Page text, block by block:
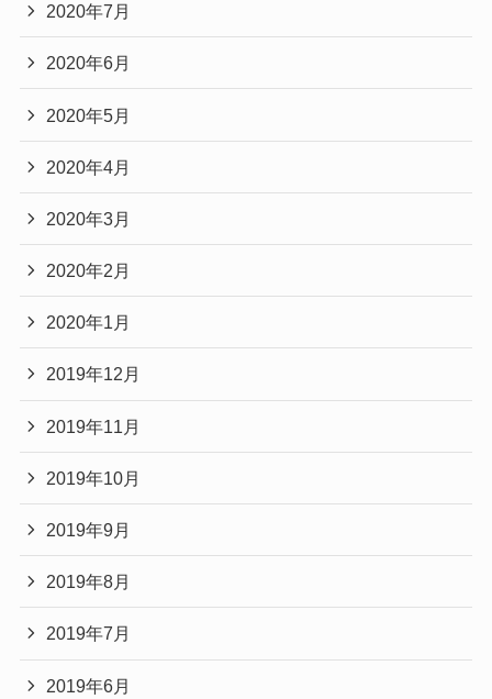
2020年7月
2020年6月
2020年5月
2020年4月
2020年3月
2020年2月
2020年1月
2019年12月
2019年11月
2019年10月
2019年9月
2019年8月
2019年7月
2019年6月